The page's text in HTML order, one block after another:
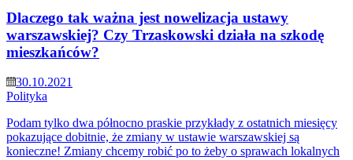
Dlaczego tak ważna jest nowelizacja ustawy
warszawskiej? Czy Trzaskowski działa na szkodę
mieszkańców?
30.10.2021
Polityka
Podam tylko dwa północno praskie przykłady z ostatnich miesięcy
pokazujące dobitnie, że zmiany w ustawie warszawskiej są
konieczne! Zmiany chcemy robić po to żeby o sprawach lokalnych